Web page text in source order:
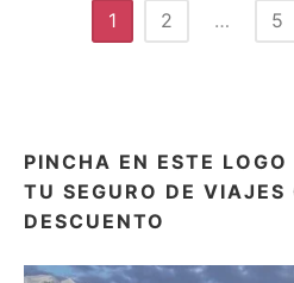
Paginación
1 2 … 5
PINCHA EN ESTE
TU SEGURO DE VIAJES
DESCUENTO